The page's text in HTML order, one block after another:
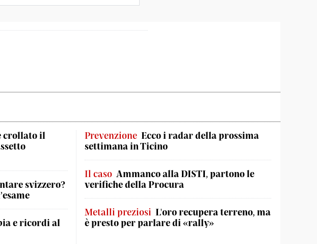
crollato il
svizzero?
e ricordi al
Prevenzione Ecco i radar della prossima
settimana in Ticino
Il caso Ammanco alla DISTI, partono le
verifiche della Procura
Metalli preziosi L'oro recupera terreno, ma
è presto per parlare di «rally»